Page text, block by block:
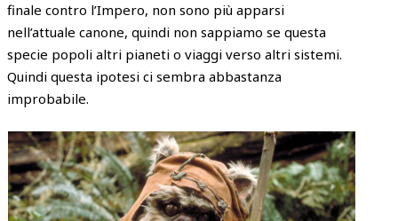
finale contro l’Impero, non sono più apparsi
nell’attuale canone, quindi non sappiamo se questa
specie popoli altri pianeti o viaggi verso altri sistemi.
Quindi questa ipotesi ci sembra abbastanza
improbabile.